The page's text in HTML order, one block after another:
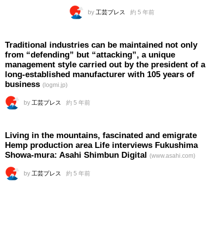
by 工芸プレス 約 5 年前
Traditional industries can be maintained not only
from “defending” but “attacking”, a unique
management style carried out by the president of a
long-established manufacturer with 105 years of
business (logmi.jp)
by 工芸プレス 約 5 年前
Living in the mountains, fascinated and emigrate
Hemp production area Life interviews Fukushima
Showa-mura: Asahi Shimbun Digital (www.asahi.com)
by 工芸プレス 約 5 年前